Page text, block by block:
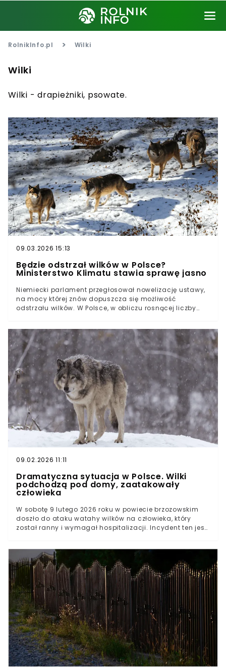
RolnikInfo.pl > Wilki
Wilki
Wilki - drapieżniki, psowate.
09.03.2026 15:13
Będzie odstrzał wilków w Polsce?
Ministerstwo Klimatu stawia sprawę jasno
Niemiecki parlament przegłosował nowelizację ustawy,
na mocy której znów dopuszcza się możliwość
odstrzału wilków. W Polsce, w obliczu rosnącej liczby
Ścisła ochrona czy bezpieczeństwo? A może wilki wcale
nie są groźne?W Polsce wilk pozostaje pod ścisłą
ochroną gatunkową, a każda próba samowolnego
odstrzału grozi karą do 5 lat pozbawienia
wolności.Generalny Dyrektor Ochrony Środowiska może
wydać natychmiastową zgodę na eliminację osobnika
stwarzającego bezpośrednie zagrożenie dla życia
mieszkańców.Skarb Państwa odpowiada za szkody
wyrządzone przez wilki, jednak rolnik musi udowodnić
stosowanie zabezpieczeń w postaci fladr lub
pastuchów elektrycznych.
09.02.2026 11:11
Dramatyczna sytuacja w Polsce. Wilki
podchodzą pod domy, zaatakowały
człowieka
W sobotę 9 lutego 2026 roku w powiecie brzozowskim
doszło do ataku watahy wilków na człowieka, który
został ranny i wymagał hospitalizacji. Incydent ten jest
napięcia w społecznościach wiejskich.Narastające
zagrożenie: ataki wilków na ludzi i zwierzęta
gospodarskieKonflikt między ochroną wilków a
bezpieczeństwem ludziJak zachować się w kontakcie z
wilkiem i komu zgłaszać zagrożenia